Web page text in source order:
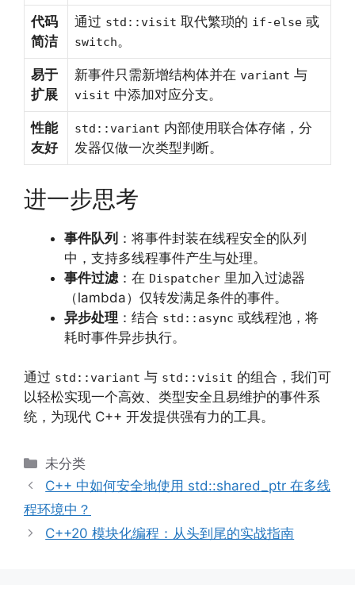
代码
简洁
通过 std::visit 取代繁琐的 if-else 或
switch。
易于
扩展
新事件只需新增结构体并在 variant 与
visit 中添加对应分支。
性能
友好
std::variant 内部使用联合体存储，分
发器仅做一次类型判断。
进一步思考
事件队列 ：将事件封装在线程安全的队列
中，支持多线程事件产生与处理。
事件过滤 ：在 Dispatcher 里加入过滤器
（lambda）仅转发满足条件的事件。
异步处理 ：结合 std::async 或线程池，将
耗时事件异步执行。
通过 std::variant 与 std::visit 的组合，我们可
以轻松实现一个高效、类型安全且易维护的事件系
统，为现代 C++ 开发提供强有力的工具。
分
类
未分类
C++ 中如何安全地使用 std::shared_ptr 在多线
程环境中？
C++20 模块化编程：从头到尾的实战指南